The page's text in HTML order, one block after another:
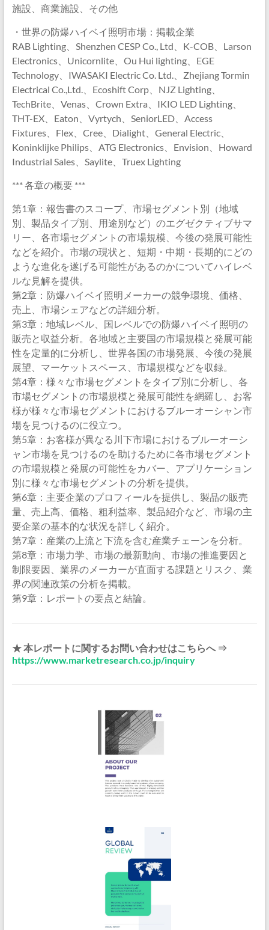
施設、商業施設、その他
・世界の防爆ハイベイ照明市場：掲載企業
RAB Lighting、Shenzhen CESP Co., Ltd、K-COB、Larson
Electronics、Unicornlite、Ou Hui lighting、EGE
Technology、IWASAKI Electric Co. Ltd.、Zhejiang Tormin
Electrical Co.,Ltd.、Ecoshift Corp、NJZ Lighting、
TechBrite、Venas、Crown Extra、IKIO LED Lighting、
THT-EX、Eaton、Vyrtych、SeniorLED、Access
Fixtures、Flex、Cree、Dialight、General Electric、
Koninklijke Philips、ATG Electronics、Envision、Howard
Industrial Sales、Saylite、Truex Lighting
*** 各章の概要 ***
第1章：報告書のスコープ、市場セグメント別（地域
別、製品タイプ別、用途別など）のエグゼクティブサマ
リー、各市場セグメントの市場規模、今後の発展可能性
などを紹介。市場の現状と、短期・中期・長期的にどの
ような進化を遂げる可能性があるのかについてハイレベ
ルな見解を提供。
第2章：防爆ハイベイ照明メーカーの競争環境、価格、
売上、市場シェアなどの詳細分析。
第3章：地域レベル、国レベルでの防爆ハイベイ照明の
販売と収益分析。各地域と主要国の市場規模と発展可能
性を定量的に分析し、世界各国の市場発展、今後の発展
展望、マーケットスペース、市場規模などを収録。
第4章：様々な市場セグメントをタイプ別に分析し、各
市場セグメントの市場規模と発展可能性を網羅し、お客
様が様々な市場セグメントにおけるブルーオーシャン市
場を見つけるのに役立つ。
第5章：お客様が異なる川下市場におけるブルーオーシ
ャン市場を見つけるのを助けるために各市場セグメント
の市場規模と発展の可能性をカバー、アプリケーション
別に様々な市場セグメントの分析を提供。
第6章：主要企業のプロフィールを提供し、製品の販売
量、売上高、価格、粗利益率、製品紹介など、市場の主
要企業の基本的な状況を詳しく紹介。
第7章：産業の上流と下流を含む産業チェーンを分析。
第8章：市場力学、市場の最新動向、市場の推進要因と
制限要因、業界のメーカーが直面する課題とリスク、業
界の関連政策の分析を掲載。
第9章：レポートの要点と結論。
★ 本レポートに関するお問い合わせはこちらへ ⇒
https://www.marketresearch.co.jp/inquiry